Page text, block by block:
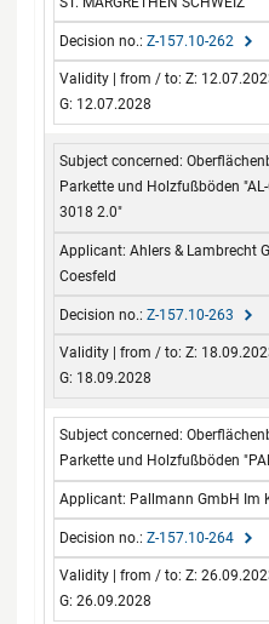
Z-157.10-262
Z:
G: 12.07.2028
Parkette und Holzfußböden
3018 2.0"
Ahlers & Lambrecht
Coesfeld
Z-157.10-263
Z:
G: 18.09.2028
Parkette und Holzfußböden
Pallmann GmbH Im
Z-157.10-264
Z:
G: 26.09.2028